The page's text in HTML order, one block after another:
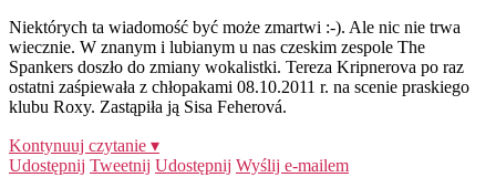
Niektórych ta wiadomość być może zmartwi :-). Ale nic nie trwa
wiecznie. W znanym i lubianym u nas czeskim zespole The
Spankers doszło do zmiany wokalistki. Tereza Kripnerova po raz
ostatni zaśpiewała z chłopakami 08.10.2011 r. na scenie praskiego
klubu Roxy. Zastąpiła ją Sisa Feherová.
Kontynuuj czytanie ▾
Udostępnij Tweetnij Udostępnij Wyślij e-mailem